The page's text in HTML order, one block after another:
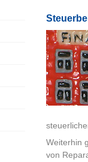
Weiterhin
von